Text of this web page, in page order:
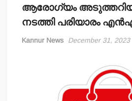
ആരോഗ്യം
നടത്തി പരിയാരം
Kannur News December 31, 2023